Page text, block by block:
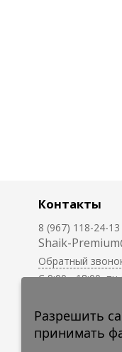
Контакты
8 (967) 118-24-13
Shaik-
Обратный
C 9:00 - 18:00,
круглосуточно.
Разрешить
принимать